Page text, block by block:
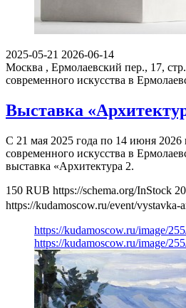
2025-05-21 2026-06-14
Москва , Ермолаевский пер., 17, стр.
современного искусства в
Выставка
С 21 мая 2025 года по 14 июня 2026
современного искусства в
выставка «Архитектура 2.
150 RUB https://schema.org/InStock
https://kudamoscow.ru/event/vystavka-
https://kudamoscow.ru/image/
https://kudamoscow.ru/image/